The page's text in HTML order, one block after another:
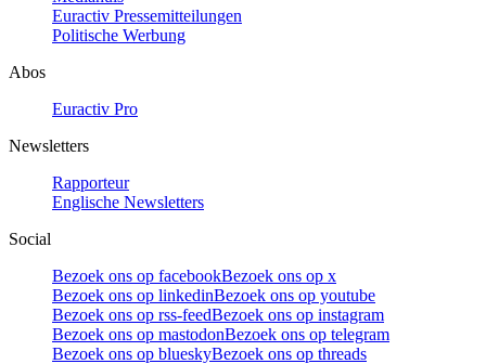
Euractiv Pressemitteilungen
Politische Werbung
Abos
Euractiv Pro
Newsletters
Rapporteur
Englische Newsletters
Social
Bezoek ons op facebookBezoek ons op x
Bezoek ons op linkedinBezoek ons op youtube
Bezoek ons op rss-feedBezoek ons op instagram
Bezoek ons op mastodonBezoek ons op telegram
Bezoek ons op blueskyBezoek ons op threads